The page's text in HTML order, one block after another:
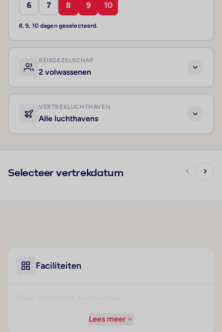
6 7 8 9 10
8, 9, 10 dagen geselecteerd.
REISGEZELSCHAP
2 volwassenen
VERTREKLUCHTHAVEN
Alle luchthavens
Selecteer vertrekdatum
Faciliteiten
Lees meer